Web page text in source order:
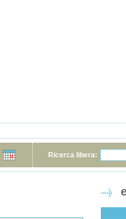
Ricerca libera: